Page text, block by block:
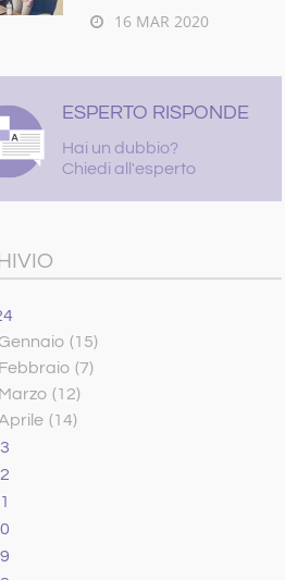
16 MAR 2020
ESPERTO RISPONDE
Hai un dubbio?
Chiedi all'esperto
(15)
Febbraio (7)
Marzo (12)
(14)